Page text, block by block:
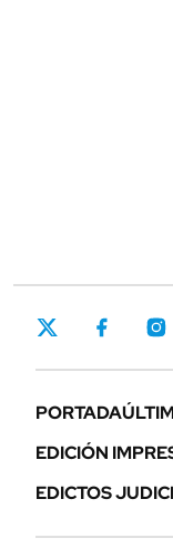
PORTADA
EDICIÓN
EDICTOS